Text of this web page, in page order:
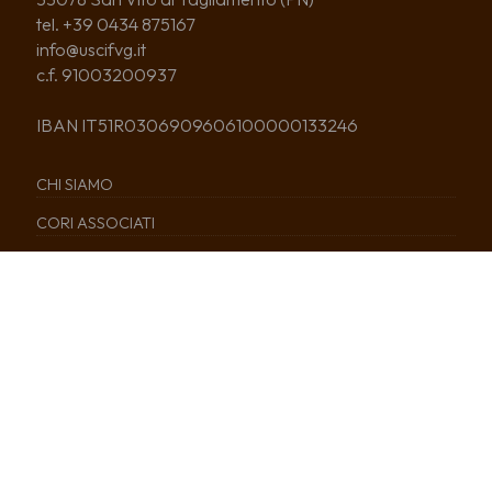
tel. +39 0434 875167
info@uscifvg.it
c.f. 91003200937
IBAN IT51R0306909606100000133246
CHI SIAMO
CORI ASSOCIATI